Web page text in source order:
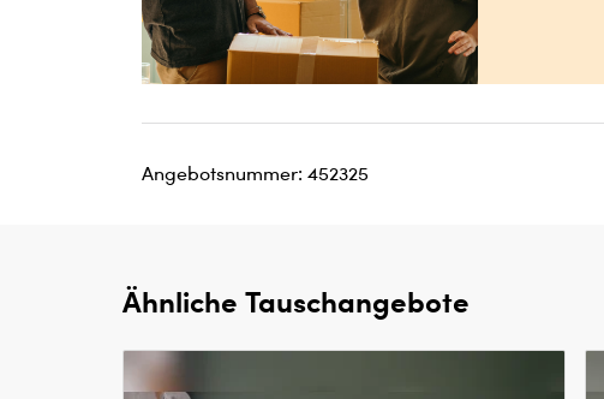
Angebotsnummer: 452325
Ähnliche Tauschangebote